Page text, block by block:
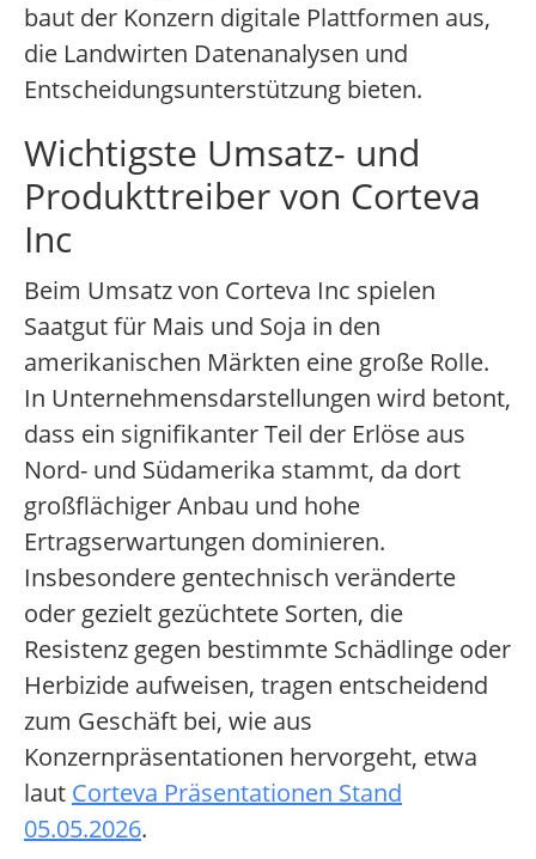
baut der Konzern digitale Plattformen aus,
die Landwirten Datenanalysen und
Entscheidungsunterstützung bieten.
Wichtigste Umsatz- und
Produkttreiber von Corteva
Inc
Beim Umsatz von Corteva Inc spielen
Saatgut für Mais und Soja in den
amerikanischen Märkten eine große Rolle.
In Unternehmensdarstellungen wird betont,
dass ein signifikanter Teil der Erlöse aus
Nord- und Südamerika stammt, da dort
großflächiger Anbau und hohe
Ertragserwartungen dominieren.
Insbesondere gentechnisch veränderte
oder gezielt gezüchtete Sorten, die
Resistenz gegen bestimmte Schädlinge oder
Herbizide aufweisen, tragen entscheidend
zum Geschäft bei, wie aus
Konzernpräsentationen hervorgeht, etwa
laut Corteva Präsentationen Stand
05.05.2026.